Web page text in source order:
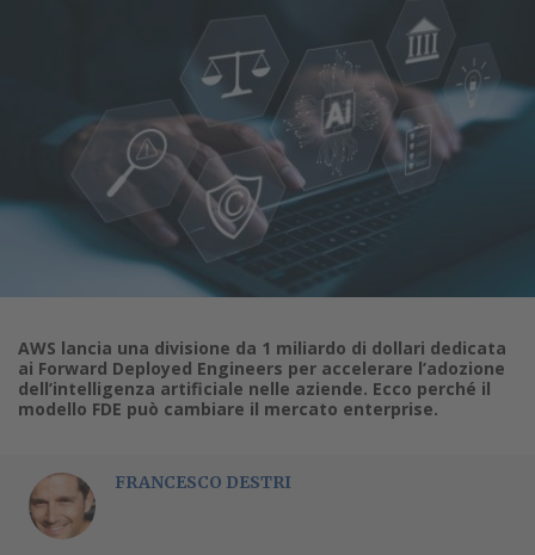
AWS lancia una divisione da 1 miliardo di dollari dedicata
ai Forward Deployed Engineers per accelerare l’adozione
dell’intelligenza artificiale nelle aziende. Ecco perché il
modello FDE può cambiare il mercato enterprise.
FRANCESCO DESTRI